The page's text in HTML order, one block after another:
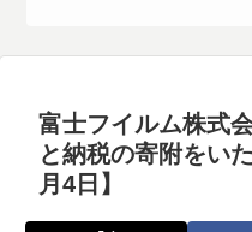
富士フイルム株式
と納税の寄附をい
月4日】